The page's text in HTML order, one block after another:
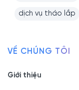
dịch vụ tháo lắp
VỀ CHÚNG TÔI
Giới thiệu